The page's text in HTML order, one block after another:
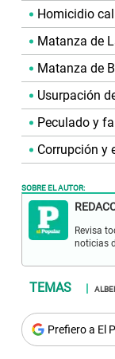
Homicidio
Matanza de
Matanza de
Usurpación
Peculado y
Corrupción y
SOBRE EL AUTOR:
Revisa
noticias
Prefiero a El